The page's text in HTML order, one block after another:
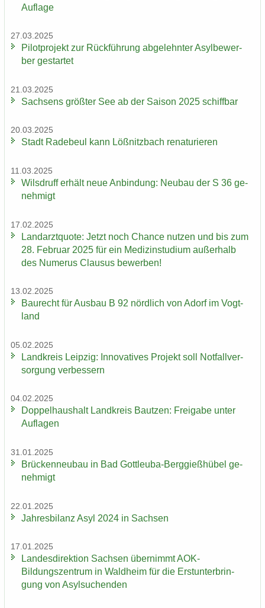
Auf­la­ge
27.03.2025
Pi­lot­pro­jekt zur Rück­füh­rung ab­ge­lehn­ter Asyl­be­wer­
ber ge­star­tet
21.03.2025
Sach­sens größ­ter See ab der Sai­son 2025 schiff­bar
20.03.2025
Stadt Ra­de­beul kann Löß­nitz­bach re­na­tu­rie­ren
11.03.2025
Wilsd­ruff er­hält neue An­bin­dung: Neu­bau der S 36 ge­
neh­migt
17.02.2025
Land­arzt­quo­te: Jetzt noch Chan­ce nut­zen und bis zum
28. Fe­bru­ar 2025 für ein Me­di­zin­stu­di­um au­ßer­halb
des Nu­me­rus Clau­sus be­wer­ben!
13.02.2025
Bau­recht für Aus­bau B 92 nörd­lich von Adorf im Vogt­
land
05.02.2025
Land­kreis Leip­zig: In­no­va­ti­ves Pro­jekt soll Not­fall­ver­
sor­gung ver­bes­sern
04.02.2025
Dop­pel­haus­halt Land­kreis Baut­zen: Frei­ga­be unter
Auf­la­gen
31.01.2025
Brü­cken­neu­bau in Bad Gottleuba-​Berggießhübel ge­
neh­migt
22.01.2025
Jah­res­bi­lanz Asyl 2024 in Sach­sen
17.01.2025
Lan­des­di­rek­ti­on Sach­sen über­nimmt AOK-​
Bildungszentrum in Wald­heim für die Erst­un­ter­brin­
gung von Asyl­su­chen­den